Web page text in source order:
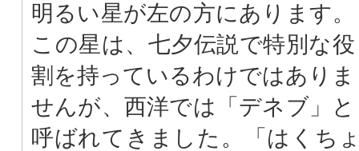
明るい星が左の方にあります。
この星は、七夕伝説で特別な役
割を持っているわけではありま
せんが、西洋では「デネブ」と
呼ばれてきました。「はくち